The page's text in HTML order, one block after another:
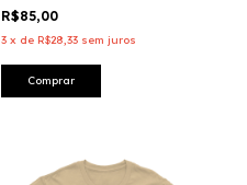
R$85,00
3 x de R$28,33 sem juros
Comprar